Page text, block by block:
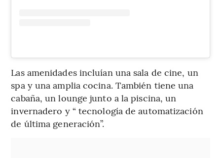
Las amenidades incluían una sala de cine, un
spa y una amplia cocina. También tiene una
cabaña, un lounge junto a la piscina, un
invernadero y “ tecnología de automatización
de última generación”.